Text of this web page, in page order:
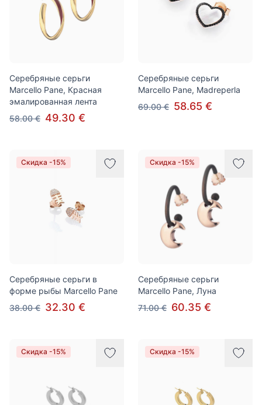
Серебряные серьги
Marcello Pane, Красная
эмалированная лента
58.00 € 49.30 €
Серебряные серьги
Marcello Pane, Madreperla
69.00 € 58.65 €
Скидка -15%
Серебряные серьги в
форме рыбы Marcello Pane
38.00 € 32.30 €
Скидка -15%
Серебряные серьги
Marcello Pane, Луна
71.00 € 60.35 €
Скидка -15% Скидка -15%